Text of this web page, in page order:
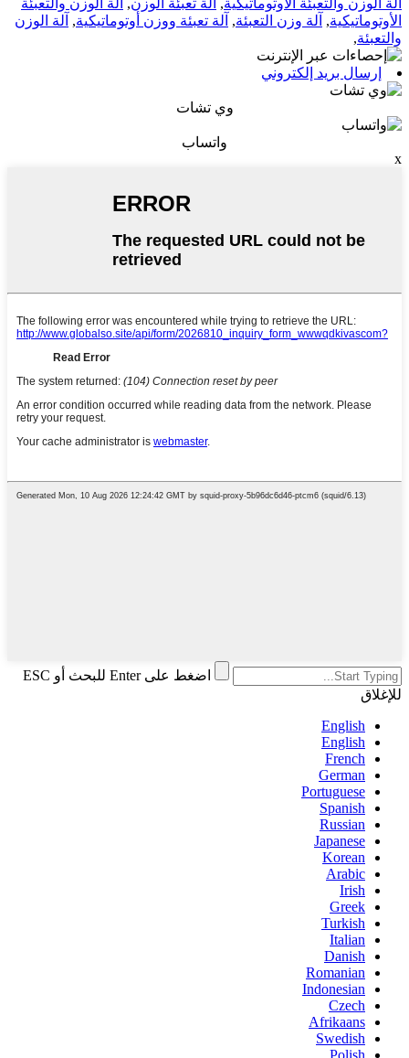
آلة الوزن والتعبئة الأوتوماتيكية, آلة تعبئة الوزن, آلة الوزن والتعبئة
الأوتوماتيكية, آلة وزن التعبئة, آلة تعبئة ووزن أوتوماتيكية, آلة الوزن
والتعبئة,
إرسال بريد إلكتروني
وي تشات
واتساب
x
اضغط على Enter للبحث أو ESC
للإغلاق
English
English
French
German
Portuguese
Spanish
Russian
Japanese
Korean
Arabic
Irish
Greek
Turkish
Italian
Danish
Romanian
Indonesian
Czech
Afrikaans
Swedish